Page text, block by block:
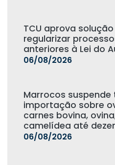
TCU aprova
regularizar
anteriores à Lei do
06/08/2026
Marrocos
importação sobre
carnes bovina,
camelídea até
06/08/2026